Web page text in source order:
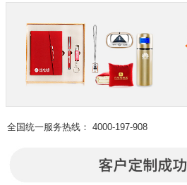
全国统一服务热线： 4000-197-908